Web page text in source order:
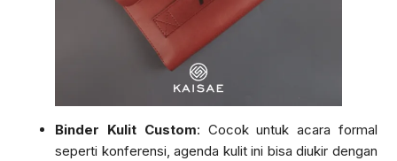
Binder Kulit Custom: Cocok untuk acara formal
seperti konferensi, agenda kulit ini bisa diukir dengan